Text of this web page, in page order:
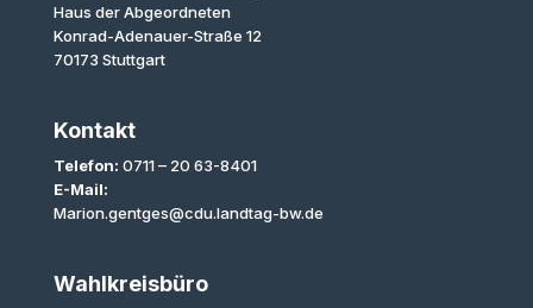
Haus der Abgeordneten
Konrad-Adenauer-Straße 12
70173 Stuttgart
Kontakt
Telefon: 0711 – 20 63-8401
E-Mail:
Marion.gentges@cdu.landtag-bw.de
Wahlkreisbüro